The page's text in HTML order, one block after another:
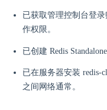
已获取管理控制台登
作权限。
已创建 Redis
已在服务器安装 redis-
之间网络通常。